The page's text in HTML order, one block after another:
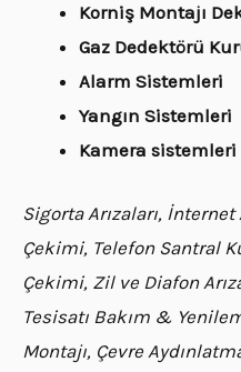
Korniş Montajı
Gaz Dedektörü
Alarm Sistemleri
Yangın Sistemleri
Kamera sistemleri
Sigorta Arızaları, İnternet
Çekimi, Telefon Santral
Çekimi, Zil ve Diafon
Tesisatı Bakım &
Montajı, Çevre